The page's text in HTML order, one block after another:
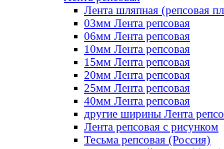
Лента шляпная (репсовая
03мм Лента репсовая
06мм Лента репсовая
10мм Лента репсовая
15мм Лента репсовая
20мм Лента репсовая
25мм Лента репсовая
40мм Лента репсовая
другие ширины Лента
Лента репсовая с рисунком
Тесьма репсовая (Россия)